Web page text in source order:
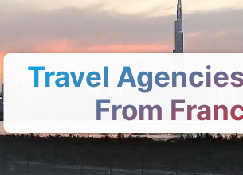
Travel
From